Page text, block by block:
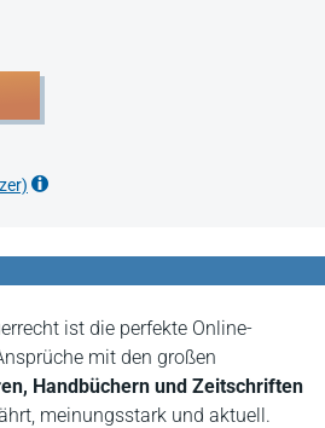
ist die perfekte Online-
mit den großen
Handbüchern und Zeitschriften
meinungsstark und aktuell.